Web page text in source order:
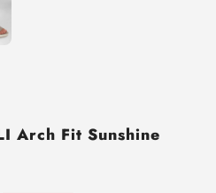
Arch Fit Sunshine